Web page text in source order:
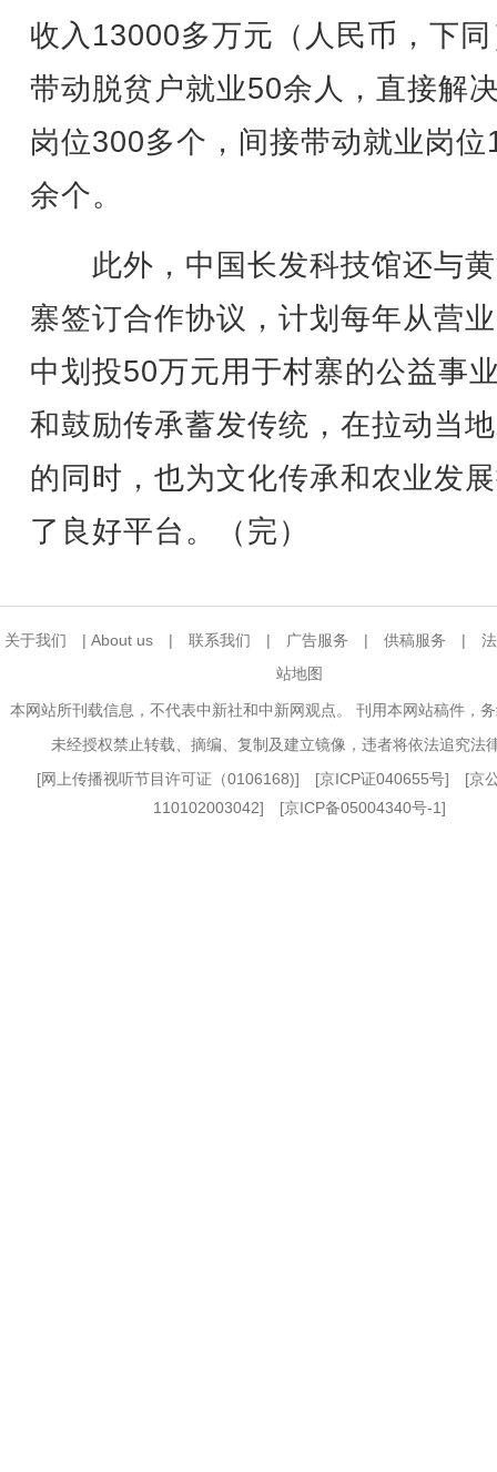
收入13000多万元（人民币，下
带动脱贫户就业50余人，直接解
岗位300多个，间接带动就业岗位
余个。
此外，中国长发科技馆还与
寨签订合作协议，计划每年从营
中划投50万元用于村寨的公益事
和鼓励传承蓄发传统，在拉动当
的同时，也为文化传承和农业发
了良好平台。（完）
关于我们 | About us | 联系我们 | 广告服务 | 供稿服务 |
站地图
本网站所刊载信息，不代表中新社和中新网观点。 刊用本网站稿件，
未经授权禁止转载、摘编、复制及建立镜像，违者将依法追究法
[网上传播视听节目许可证（0106168)] [京ICP证040655号] [京
110102003042] [京ICP备05004340号-1]